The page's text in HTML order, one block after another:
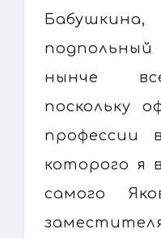
нынче
поскольку
профессии
которого я
самого